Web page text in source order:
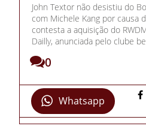
John Textor não desistiu do
com Michele Kang por causa
contesta a aquisição do
Dailly, anunciada pelo clube
0
Whatsapp